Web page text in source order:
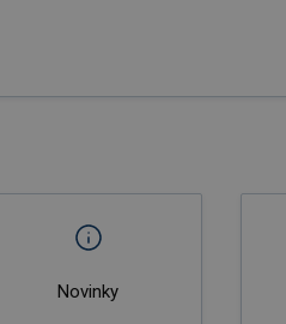
Novinky